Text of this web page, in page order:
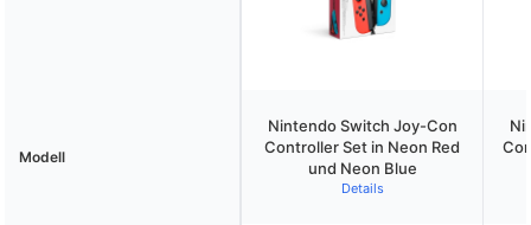
Modell
Nintendo Switch Joy-Con
Controller Set in Neon Red
und Neon Blue
Details